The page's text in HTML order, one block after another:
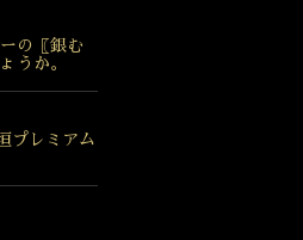
の〖銀む
うか。
プレミアム